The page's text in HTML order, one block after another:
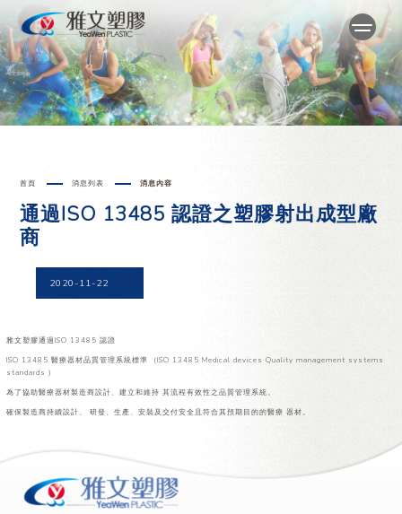
首頁 消息列表 消息內容
通過ISO 13485 認證之塑膠射出成型​廠
商​
2020-11-22
雅文塑膠通過ISO 13485 認證
ISO 13485 醫療器材品質管理系統標準 (ISO 13485 Medical devices Quality management systems
standards )
為了協助醫療器材製造商設計、建立和維持 其流程有效性之品質管理系統。
確保製造商持續設計、 研發、生產、安裝及交付安全且符合其預期目的的醫療 器材。